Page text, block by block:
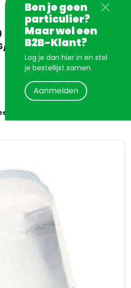
Ben je geen
particulier?
Maar wel een
B2B-Klant?
Log je dan hier in en stel
je bestellijst samen
Aanmelden
x 229 mm
prijs is per stuk. Verplichte